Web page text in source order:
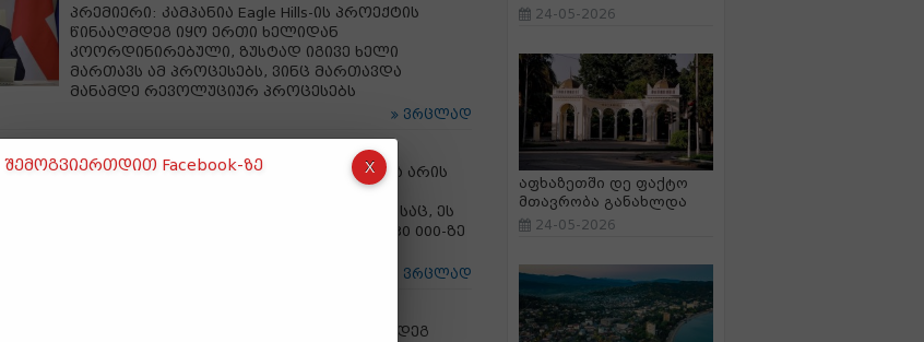
პრემიერი: კამპანია Eagle Hills-ის პროექტის
წინააღმდეგ იყო ერთი ხელიდან
კოორდინირებული, ზუსტად იგივე ხელი
მართავს ამ პროცესებს, ვინც მართავდა
მანამდე რევოლუციურ პროცესებს
ვრცლად
ირაკლი კობახიძე: ნებისმიერი ამნისტია არის
ჰუმანური აქტი და ეს ეხება მართვის
მოწმობებთან დაკავშირებულ ამნისტიასაც, ეს
არის ერთგვარი საახალწლო საჩუქარი 30 000-ზე
ვრცლად
ირაკლი კობახიძე: კორუფციის წინააღმდეგ
24-05-2026
აფხაზეთში დე ფაქტო
მთავრობა განახლდა
24-05-2026
შემოგვიერთდით Facebook-ზე